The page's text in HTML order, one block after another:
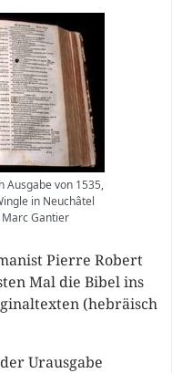
Ausgabe von 1535,
in Neuchâtel
Gantier
Pierre Robert
Mal die Bibel ins
(hebräisch
Urausgabe